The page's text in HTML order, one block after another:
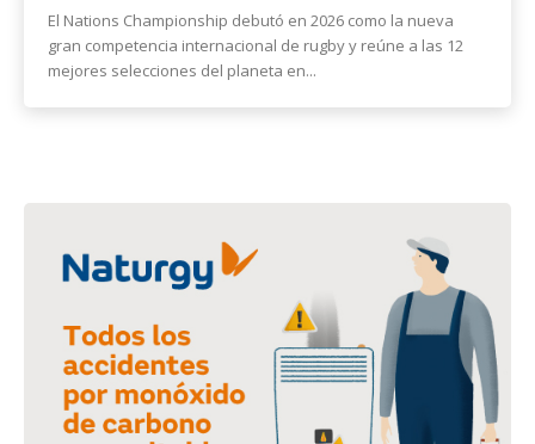
El Nations Championship debutó en 2026 como la nueva
gran competencia internacional de rugby y reúne a las 12
mejores selecciones del planeta en...